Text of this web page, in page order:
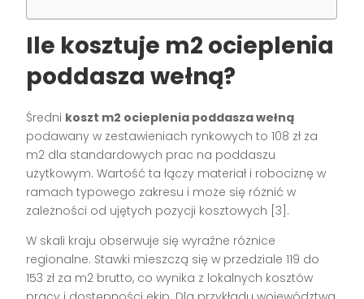
Ile kosztuje m2 ocieplenia
poddasza wełną?
Średni koszt m2 ocieplenia poddasza wełną
podawany w zestawieniach rynkowych to 108 zł za
m2 dla standardowych prac na poddaszu
użytkowym. Wartość ta łączy materiał i robociznę w
ramach typowego zakresu i może się różnić w
zależności od ujętych pozycji kosztowych [3].
W skali kraju obserwuje się wyraźne różnice
regionalne. Stawki mieszczą się w przedziale 119 do
153 zł za m2 brutto, co wynika z lokalnych kosztów